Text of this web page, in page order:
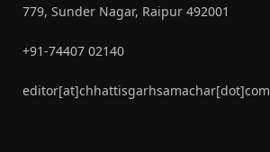
779, Sunder Nagar, Raipur 492001
+91-74407 02140
editor[at]chhattisgarhsamachar[dot]com